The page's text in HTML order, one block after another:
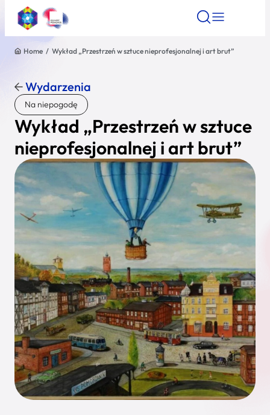
Znajdź atrakcję
Nazwa atrakcji
Miasto
Kategoria
Wyszukaj
Home / Wykład „Przestrzeń w sztuce nieprofesjonalnej i art brut”
Wydarzenia
Na niepogodę
Wykład „Przestrzeń w sztuce
nieprofesjonalnej i art brut”